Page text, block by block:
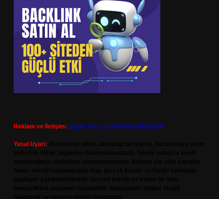
Reklam ve İletişim: Skype: live:.cid.575569c608265c69
Yasal Uyarı: